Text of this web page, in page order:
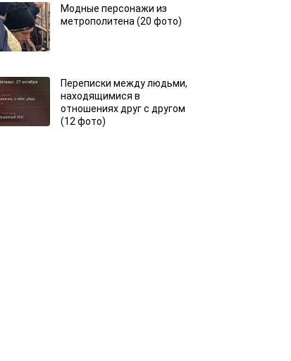
Модные персонажи из
метрополитена (20 фото)
Переписки между людьми,
находящимися в
отношениях друг с другом
(12 фото)